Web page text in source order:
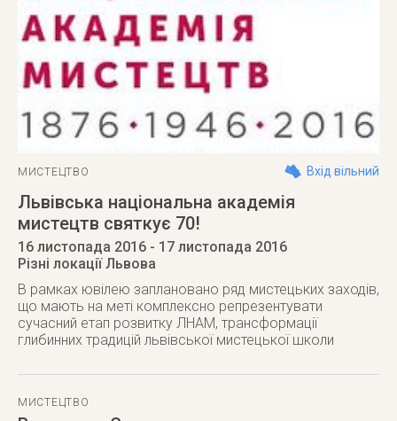
МИСТЕЦТВО Вхід вільний
Львівська національна академія
мистецтв святкує 70!
16 листопада 2016 - 17 листопада 2016
Різні локації Львова
В рамках ювілею заплановано ряд мистецьких заходів,
що мають на меті комплексно репрезентувати
сучасний етап розвитку ЛНАМ, трансформації
глибинних традицій львівської мистецької школи
МИСТЕЦТВО